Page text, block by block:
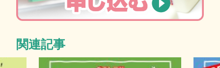
関連記事